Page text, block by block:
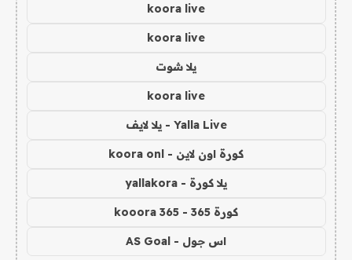
koora live
koora live
يلا شوت
koora live
Yalla Live - يلا لايف
كورة اون لاين - koora onl
يلا كورة - yallakora
كورة 365 - kooora 365
اس جول - AS Goal